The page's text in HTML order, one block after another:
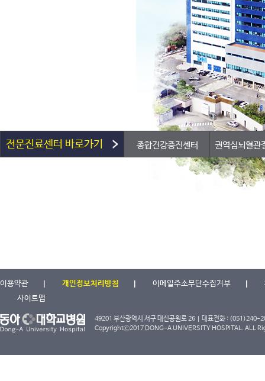
전문진료센터 바로가기 종합건강증진센터 권역심뇌혈관
이용약관 개인정보처리방침 이메일주소무단수집거부
사이트맵
49201 부산광역시 서구 대신공원로 26 | 대표전화 :
Copyrightⓒ2017 DONG-A UNIVERSITY HOSPITAL. ALL